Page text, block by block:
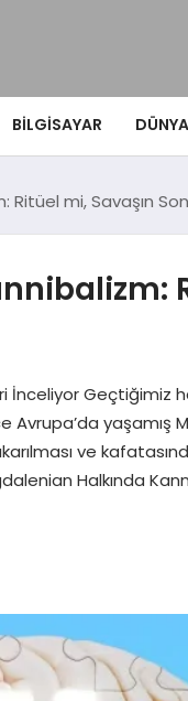
BILGISAYAR DÜNYA
mi, Savaşın
İnceliyor
Avrupa’da
ve
Halkında